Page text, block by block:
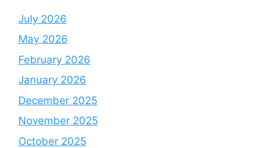
July 2026
May 2026
February 2026
January 2026
December 2025
November 2025
October 2025